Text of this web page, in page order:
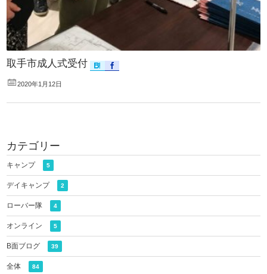
取手市成人式受付
2020年1月12日
カテゴリー
キャンプ 5
デイキャンプ 2
ローバー隊 4
オンライン 5
B面ブログ 39
全体 84